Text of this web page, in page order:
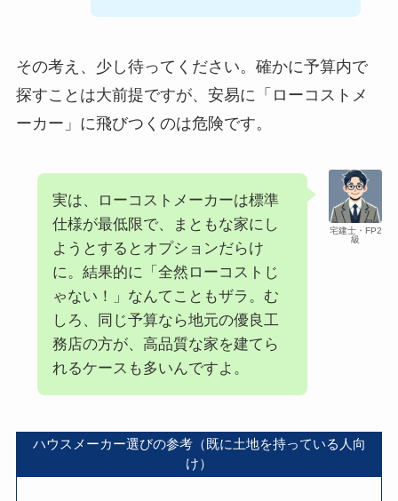
その考え、少し待ってください。確かに予算内で
探すことは大前提ですが、安易に「ローコストメ
ーカー」に飛びつくのは危険です。
宅建士・FP2
級
実は、ローコストメーカーは標準
仕様が最低限で、まともな家にし
ようとするとオプションだらけ
に。結果的に「全然ローコストじ
ゃない！」なんてこともザラ。む
しろ、同じ予算なら地元の優良工
務店の方が、高品質な家を建てら
れるケースも多いんですよ。
ハウスメーカー選びの参考（既に土地を持っている人向
け）